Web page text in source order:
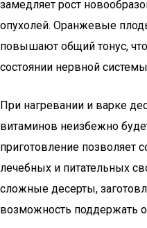
замедляет рост
опухолей. Оранжевые
повышают общий тонус,
состоянии нервной
При нагревании и варке
витаминов неизбежно
приготовление позволяет
лечебных и питательных
сложные десерты,
возможность поддержать